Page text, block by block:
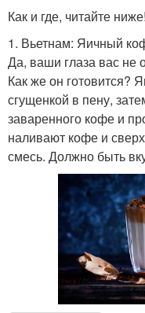
Как и где, читайте ниже!
1. Вьетнам: Яичный
Да, ваши глаза вас
Как же он готовится?
сгущенкой в пену,
заваренного кофе и
наливают кофе и
смесь. Должно быть